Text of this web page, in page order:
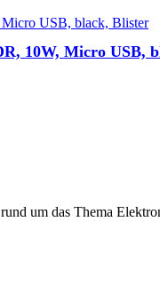
10W, Micro USB,
um das Thema